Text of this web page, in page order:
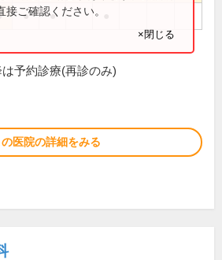
● ●
ご確認ください。
×閉じる
は予約診療(再診のみ)
の医院の詳細をみる